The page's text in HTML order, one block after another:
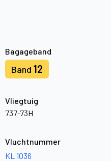
Bagageband
Band 12
Vliegtuig
737-73H
Vluchtnummer
KL 1036